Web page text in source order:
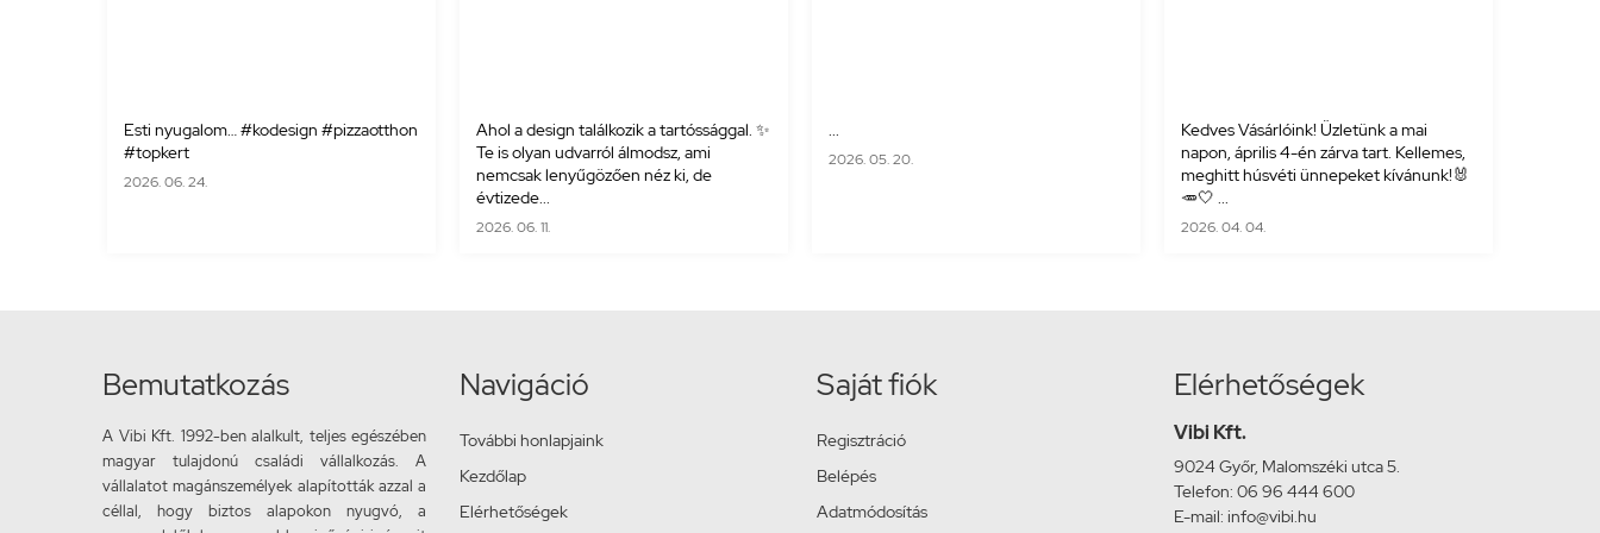
Esti nyugalom… #kodesign #pizzaotthon
#topkert
2026. 06. 24.
Ahol a design találkozik a tartóssággal. ✨
Te is olyan udvarról álmodsz, ami
nemcsak lenyűgözően néz ki, de
évtizede...
2026. 06. 11.
...
2026. 05. 20.
Kedves Vásárlóink! Üzletünk a mai
napon, április 4-én zárva tart. Kellemes,
meghitt húsvéti ünnepeket kívánunk!🐰
🥕🤍 ...
2026. 04. 04.
Bemutatkozás
A Vibi Kft. 1992-ben alalkult, teljes egészében
magyar tulajdonú családi vállalkozás. A
vállalatot magánszemélyek alapították azzal a
céllal, hogy biztos alapokon nyugvó, a
Navigáció
További honlapjaink
Kezdőlap
Elérhetőségek
Saját fiók
Regisztráció
Belépés
Adatmódosítás
Elérhetőségek
Vibi Kft.
9024 Győr, Malomszéki utca 5.
Telefon: 06 96 444 600
E-mail: info@vibi.hu